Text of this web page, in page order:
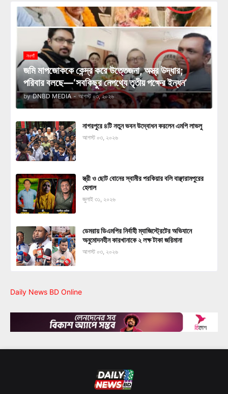
নওগাঁ
জমি মাপজোককে কেন্দ্র করে উত্তেজনা, অস্ত্র উদ্ধার;
পরিবার বলছে—‘সবকিছুর নেপথ্যে তৃতীয় পক্ষের ইন্ধন’
by DNBD MEDIA - আগস্ট ০৩, ২০২৬
নাগরপুরে ৪টি নতুন ভবন উদ্বোধন করলেন এমপি লাভলু
আগস্ট ০৩, ২০২৬
স্ত্রী ও ছোট বোনের স্বামীর পরকিয়ার বলি বাঞ্ছারামপুরের
হেলাল
জুলাই ৩১, ২০২৬
ডেমরায় ডিএমপির নির্বাহী ম্যাজিস্ট্রেটের অভিযানে
অনুমোদনহীন কারখানাকে ২ লক্ষ টাকা জরিমানা
আগস্ট ০৩, ২০২৬
Daily News BD Online